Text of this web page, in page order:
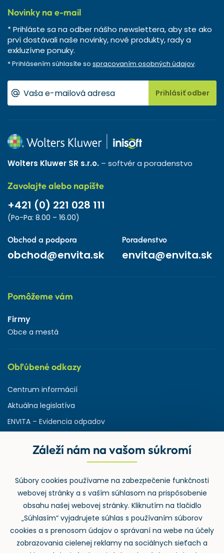
Novinky na e-mail
* Prihláste sa na odber nášho newslettera, aby ste ako
prví dostávali naše novinky, nové produkty, rady a
exkluzívne ponuky.
* Prihlásením súhlasíte so spracovaním osobných údajov.
Prihlásiť odber
Wolters Kluwer SR s.r.o. – softvér a poradenstvo
Zavolajte alebo napíšte
+421 (0) 221 028 111
(Po-Pa: 8.00 – 16.00)
Obchod a podpora
obchod@envita.sk
Poradenstvo
envita@envita.sk
Pomôžeme vám
Firmy
Obce a mestá
Obľúbené odkazy
Centrum informácií
Aktuálna legislatíva
ENVITA – Evidencia odpadov
Ministerstvo životného prostredia
ASPI | Svet práva pre profesionálov
Denník Odpady-portal.sk
Záleží nám na vašom súkromí
Súbory cookies používame na zabezpečenie funkčnosti
webovej stránky a s vaším súhlasom na prispôsobenie
obsahu našej webovej stránky. Kliknutím na tlačidlo
„Súhlasím“ vyjadrujete súhlas s používaním súborov
cookies a s prenosom údajov o správaní na webe na účely
zobrazovania cielenej reklamy na sociálnych sieťach a